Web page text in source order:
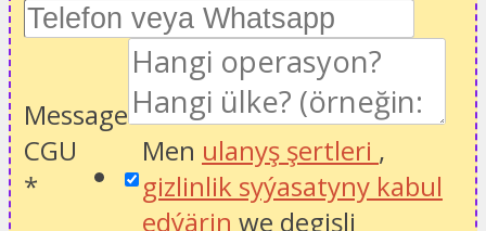
Message
CGU
*
Men ulanyş şertleri ,
gizlinlik syýasatyny kabul
edýärin we degişli